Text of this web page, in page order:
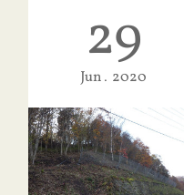
29
Jun 2020